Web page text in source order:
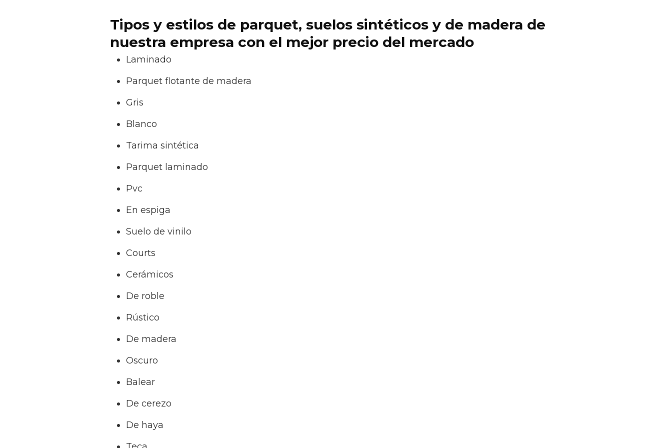
Tipos y estilos de parquet, suelos sintéticos y de madera de
nuestra empresa con el mejor precio del mercado
Laminado
Parquet flotante de madera
Gris
Blanco
Tarima sintética
Parquet laminado
Pvc
En espiga
Suelo de vinilo
Courts
Cerámicos
De roble
Rústico
De madera
Oscuro
Balear
De cerezo
De haya